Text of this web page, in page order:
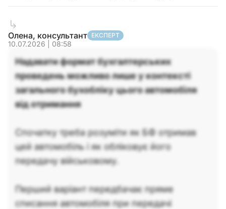
Олена, консультант ЕКСПЕРТ
10.07.2026 | 08:58
Надавати формат бухгалтерських
проведень можливо лише у контексті
загального бухобліку цього автомобіля
від отримання
Спочатку треба розуміти як БФ отримав
цей автомобіль і як обліковує його
передачу військовому.
Перший варіант передбачає пряме
списання автомобіля при передачі